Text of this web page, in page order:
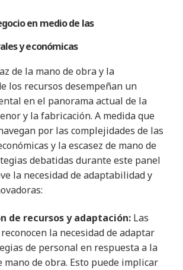
en medio de las
y económicas
de la mano de obra y la
los recursos desempeñan un
en el panorama actual de la
y la fabricación. A medida que
por las complejidades de las
y la escasez de mano de
debatidas durante este panel
la necesidad de adaptabilidad y
:
de recursos y adaptación: Las
la necesidad de adaptar
de personal en respuesta a la
mano de obra. Esto puede implicar